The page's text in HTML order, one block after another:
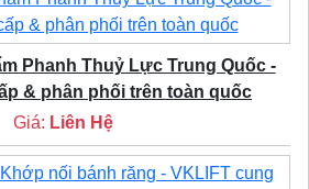
Phanh Thuỷ Lực Trung Quốc -
& phân phối trên toàn quốc
Giá: Liên Hệ